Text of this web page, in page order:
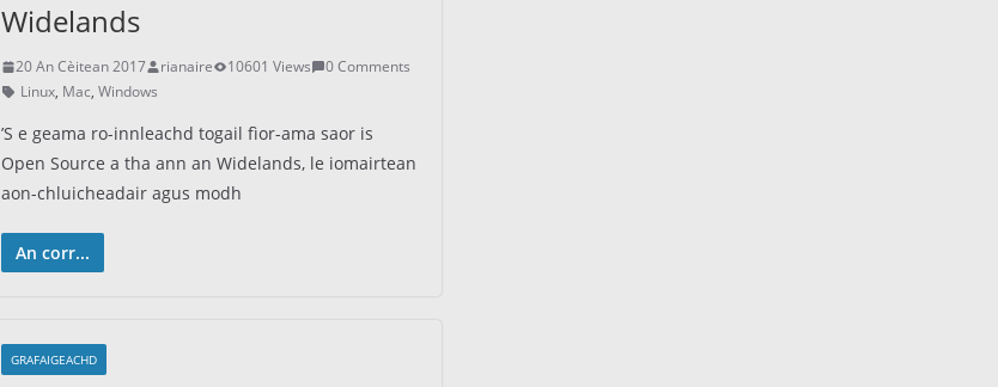
Widelands
20 An Cèitean 2017 rianaire 10601 Views
0 Comments
Linux, Mac, Windows
’S e geama ro-innleachd togail fìor-ama saor is
Open Source a tha ann an Widelands, le iomairtean
aon-chluicheadair agus modh
An corr...
GRAFAIGEACHD